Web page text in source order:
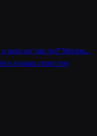
нем, не так ли? Милое…
только стоят эти